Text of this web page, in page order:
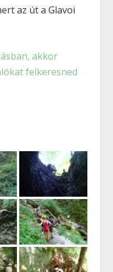
az út a Glavoi
akkor
felkeresned